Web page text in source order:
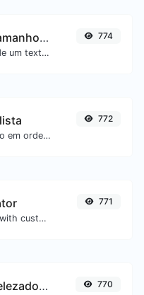
Calculadora de tamanho de texto
Obtenha o tamanho de um texto em Bytes (B), Kilobytes (KB) ou Megabytes (MB).
774
Ordene linhas de texto em ordem alfabética (A-Z ou Z-A) com facilidade.
772
Generate passwords with custom length and custom settings.
771
Formatador/embelezador de SQL 770